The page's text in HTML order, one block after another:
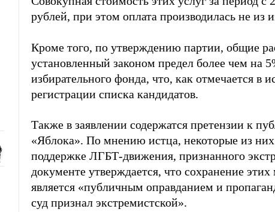
рублей, при этом оплата производилась не из
Кроме того, по утверждению партии, общие
установленный законом предел более чем на
избирательного фонда, что, как отмечается в
регистрации списка кандидатов.
Также в заявлении содержатся претензии к
«Яблока». По мнению истца, некоторые из
поддержке ЛГБТ-движения, признанного
документе утверждается, что сохранение
является «публичным оправданием и
суд признал экстремистской».